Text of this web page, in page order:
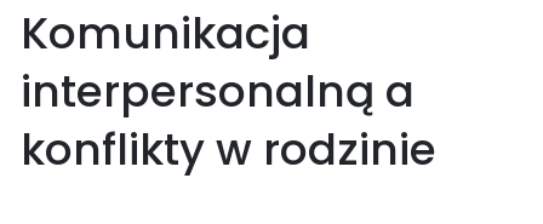
Komunikacja
interpersonalną a
konflikty w rodzinie